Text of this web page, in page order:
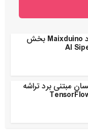
راه اندازی و کار با برد Maixduino بخش
مبتنی برد تراشه